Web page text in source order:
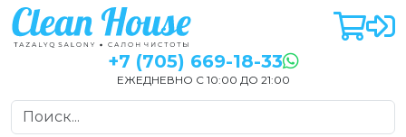
+7 (705) 669-18-33
ЕЖЕДНЕВНО С 10:00 ДО 21:00